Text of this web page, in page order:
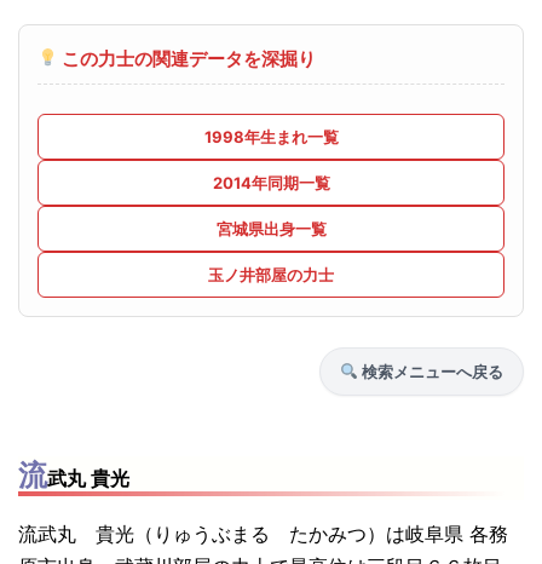
この力士の関連データを深掘り
1998年生まれ一覧
2014年同期一覧
宮城県出身一覧
玉ノ井部屋の力士
検索メニューへ戻る
流武丸 貴光
流武丸 貴光（りゅうぶまる たかみつ）は岐阜県 各務